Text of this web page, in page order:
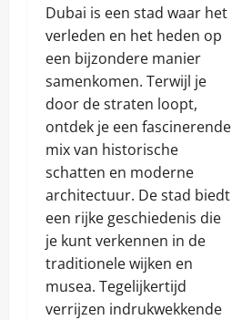
Dubai is een stad waar het
verleden en het heden op
een bijzondere manier
samenkomen. Terwijl je
door de straten loopt,
ontdek je een fascinerende
mix van historische
schatten en moderne
architectuur. De stad biedt
een rijke geschiedenis die
je kunt verkennen in de
traditionele wijken en
musea. Tegelijkertijd
verrijzen indrukwekkende